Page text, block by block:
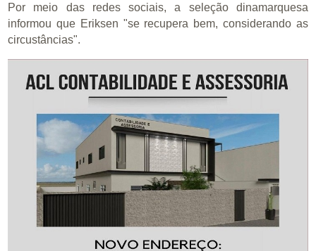
Por meio das redes sociais, a seleção dinamarquesa
informou que Eriksen "se recupera bem, considerando as
circustâncias".